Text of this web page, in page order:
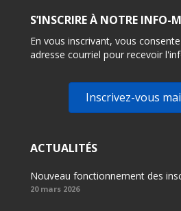
S’INSCRIRE À NOTRE INFO-
En vous inscrivant, vous
adresse courriel pour recevoir
Inscrivez-vous
ACTUALITÉS
Nouveau fonctionnement des
20 mars 2026